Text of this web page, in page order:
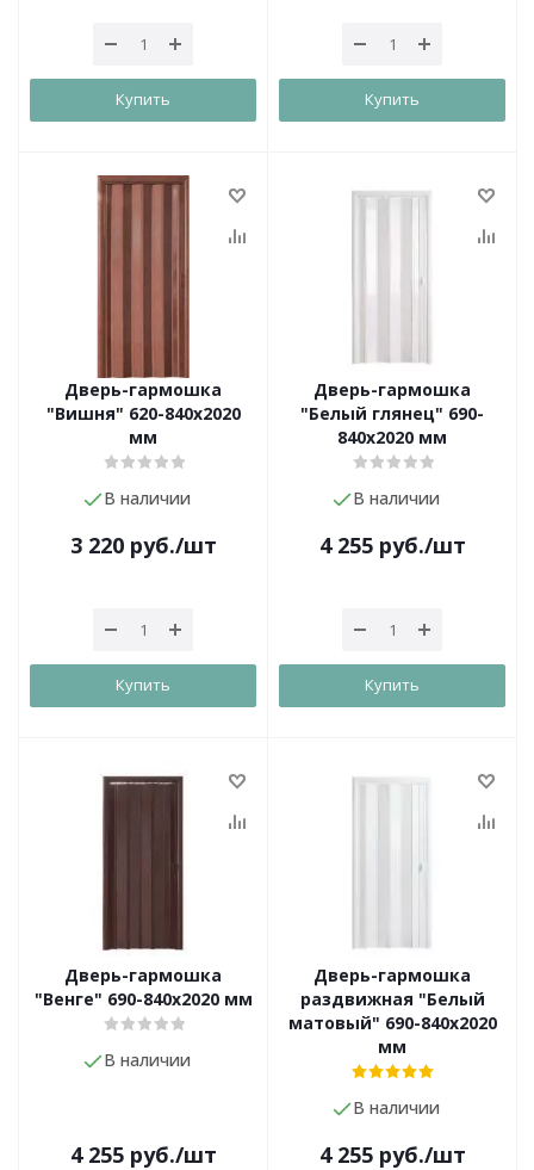
Купить Купить
Дверь-гармошка
"Вишня" 620-840х2020
мм
В наличии
3 220руб./шт
Купить
Дверь-гармошка
"Белый глянец" 690-
840х2020 мм
В наличии
4 255руб./шт
Купить
Дверь-гармошка
"Венге" 690-840х2020 мм
В наличии
4 255руб./шт
Дверь-гармошка
раздвижная "Белый
матовый" 690-840х2020
мм
В наличии
4 255руб./шт